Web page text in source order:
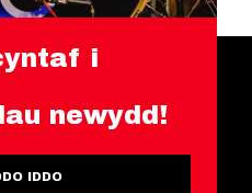
i
newydd!
IDDO